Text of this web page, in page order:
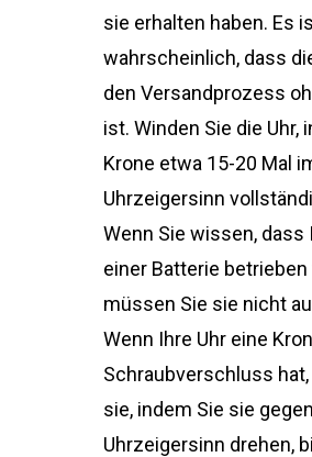
sie erhalten haben. Es
wahrscheinlich, dass
den Versandprozess
ist. Winden Sie die Uhr,
Krone etwa 15-20 Mal
Uhrzeigersinn
Wenn Sie wissen, dass
einer Batterie betrieben
müssen Sie sie nicht
Wenn Ihre Uhr eine
Schraubverschluss
sie, indem Sie sie
Uhrzeigersinn drehen,